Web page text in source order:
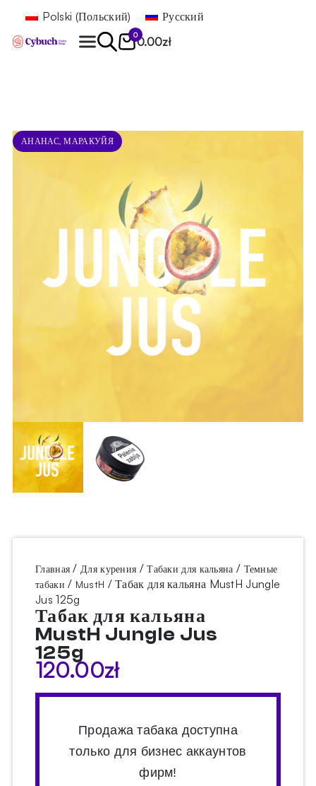
Polski (Польский) Русский
0
0.00zł
АНАНАС, МАРАКУЙЯ
Главная /Для курения /Табаки для кальяна / Темные
табаки / MustH / Табак для кальяна MustH Jungle
Jus 125g
Табак для кальяна
MustH Jungle Jus
125g
120.00zł
Продажа табака доступна
только для бизнес аккаунтов
фирм!